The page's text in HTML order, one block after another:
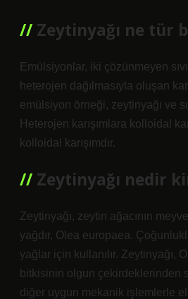
Zeytinyağı ne tür
Emülsiyonlar, iki çözünmeyen
heterojen dağılmasıyla oluşan
emülsiyon örneği, zeytinyağı ve su
Heterojen karışımlara kolloidal
kolloidal karışımdır.
Zeytinyağı nedir
Zeytinyağı, zeytin ağacının
yağdır, Olea europaea.
yağlar için kullanılır. Zeytinyağı,
bitkisinin olgun çekirdeklerinden
diğer uygun mekanik işlemlerle